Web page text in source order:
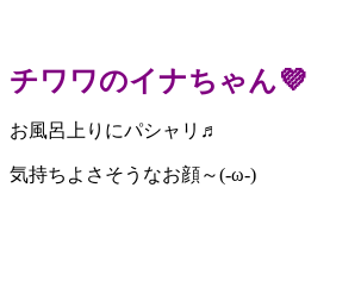
チワワのイナちゃん💜
お風呂上りにパシャリ♬
気持ちよさそうなお顔～(-ω-)